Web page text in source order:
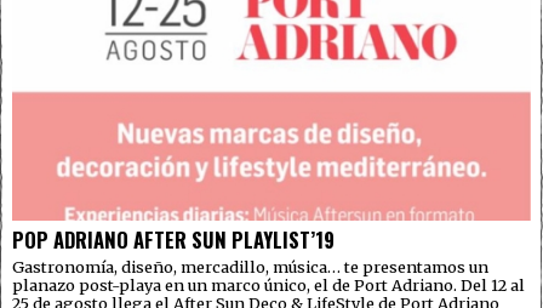
POP ADRIANO AFTER SUN PLAYLIST’19
Gastronomía, diseño, mercadillo, música… te presentamos un
planazo post-playa en un marco único, el de Port Adriano. Del 12 al
25 de agosto llega el After Sun Deco & LifeStyle de Port Adriano